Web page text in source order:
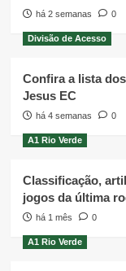
há 2 semanas 0
Divisão de Acesso
Confira a lista
Jesus EC
há 4 semanas 0
A1 Rio Verde
Classificação,
jogos da última
há 1 mês 0
A1 Rio Verde